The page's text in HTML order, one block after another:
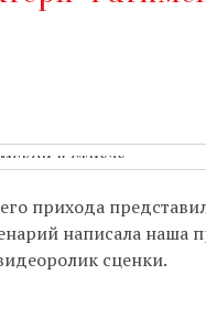
прихода
написала наша
сценки.
расписании.
поклонение:Вы
757-51-14.